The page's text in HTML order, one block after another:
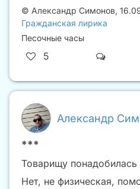
© Александр Симонов,
Гражданская лирика
Песочные часы
5
Александр
***
Товарищу
Нет, не физическая,